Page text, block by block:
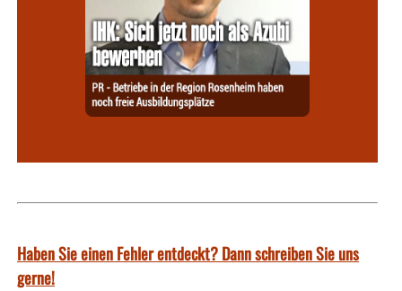
Haben Sie einen Fehler entdeckt? Dann schreiben Sie uns
gerne!